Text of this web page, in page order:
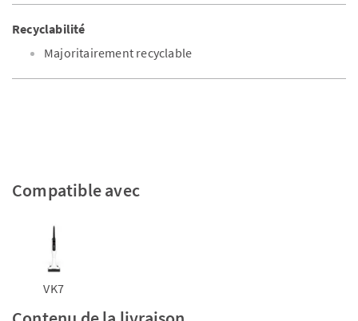
Recyclabilité
Majoritairement recyclable
Compatible avec
VK7